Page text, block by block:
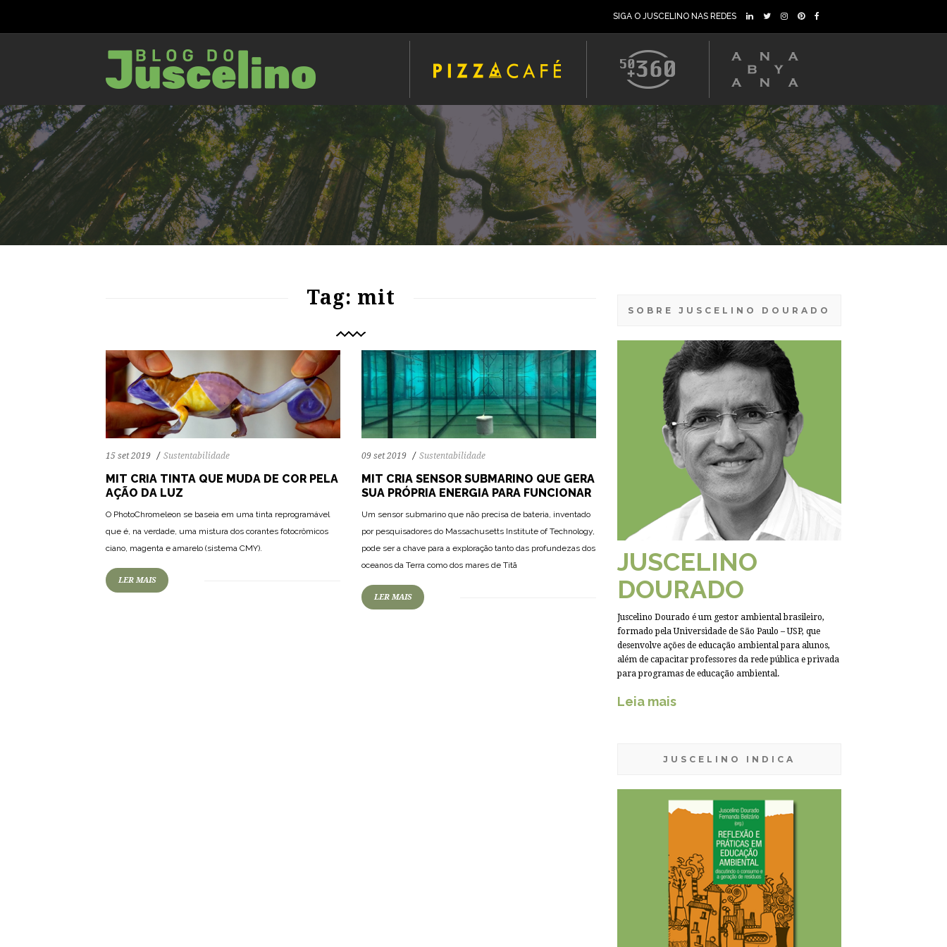
SIGA O JUSCELINO NAS REDES
Tag: mit
15 set 2019 Sustentabilidade
MIT CRIA TINTA QUE MUDA DE COR PELA
AÇÃO DA LUZ
O PhotoChromeleon se baseia em uma tinta reprogramável
que é, na verdade, uma mistura dos corantes fotocrômicos
ciano, magenta e amarelo (sistema CMY).
LER MAIS
09 set 2019 Sustentabilidade
MIT CRIA SENSOR SUBMARINO QUE GERA
SUA PRÓPRIA ENERGIA PARA FUNCIONAR
Um sensor submarino que não precisa de bateria, inventado
por pesquisadores do Massachusetts Institute of Technology,
pode ser a chave para a exploração tanto das profundezas dos
oceanos da Terra como dos mares de Titã
LER MAIS
SOBRE JUSCELINO DOURADO
JUSCELINO
DOURADO
Juscelino Dourado é um gestor ambiental brasileiro,
formado pela Universidade de São Paulo – USP, que
desenvolve ações de educação ambiental para alunos,
além de capacitar professores da rede pública e privada
para programas de educação ambiental.
Leia mais
JUSCELINO INDICA